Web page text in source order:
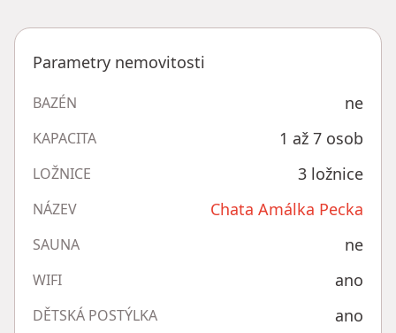
Parametry nemovitosti
BAZÉN ne
KAPACITA 1 až 7 osob
LOŽNICE 3 ložnice
NÁZEV Chata Amálka Pecka
SAUNA ne
WIFI ano
DĚTSKÁ POSTÝLKA ano